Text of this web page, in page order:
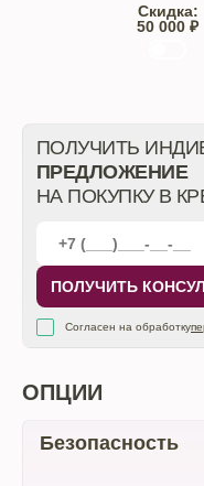
Скидка:
50 000 ₽
ПОЛУЧИТЬ
ПРЕДЛОЖЕНИЕ
НА ПОКУПКУ В
ПОЛУЧИТЬ
Согласен на обработку
ОПЦИИ
Безопасность